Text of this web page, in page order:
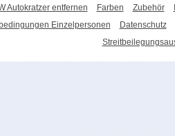
Autokratzer entfernen Farben Zubehör
Einzelpersonen
Datenschutz